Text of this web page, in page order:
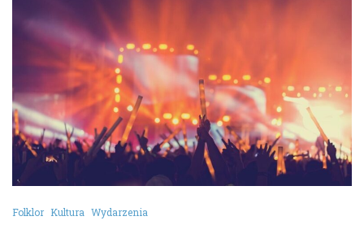
Folklor Kultura Wydarzenia